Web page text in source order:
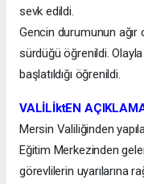
sevk edildi.
Gencin durumunun ağır
sürdüğü öğrenildi.
başlatıldığı öğrenildi.
VALİLİktEN
Mersin Valiliğinden
Eğitim Merkezinden
görevlilerin uyarılarına